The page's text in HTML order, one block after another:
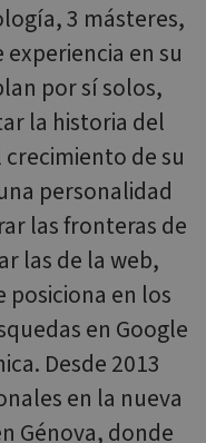
3 másteres,
experiencia en su
por sí solos,
la historia del
de su
personalidad
las fronteras de
las de la web,
posiciona en los
en Google
Desde 2013
en la nueva
Génova, donde